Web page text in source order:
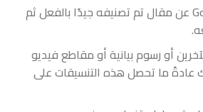
قم بالبحث في Google عن مقال تم تصنيفه جيدًا بالفعل ثم
أو رسوم بيانية أو مقاطع فيديو
ما تحصل هذه التنسيقات على